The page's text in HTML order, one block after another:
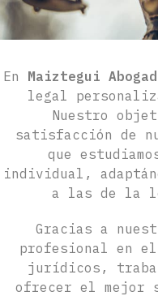
En Maiztegui
legal
Nuestro
satisfacción de
que
individual,
a las de la
Gracias a
profesional en
jurídicos,
ofrecer el mejor